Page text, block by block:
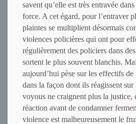
savent qu’elle est très entravée
force. A cet égard, pour l’entraver
plaintes se multiplient désormais
violences policières qui ont pour
régulièrement des policiers dans
sortent le plus souvent blanchis.
aujourd’hui pèse sur les effectifs
dans la façon dont ils réagissent
voyous ne craignent plus la justice,
réaction avant de condamner
violence est malheureusement le